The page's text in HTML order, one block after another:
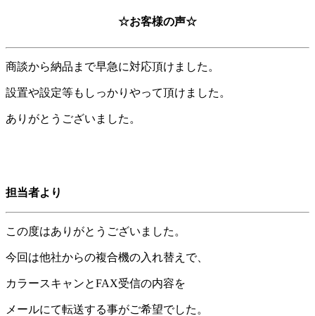
☆お客様の声☆
商談から納品まで早急に対応頂けました。
設置や設定等もしっかりやって頂けました。
ありがとうございました。
担当者より
この度はありがとうございました。
今回は他社からの複合機の入れ替えで、
カラースキャンとFAX受信の内容を
メールにて転送する事がご希望でした。